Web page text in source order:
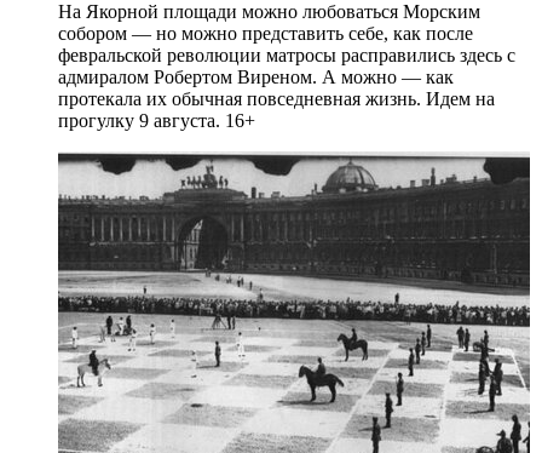
На Якорной площади можно любоваться Морским
собором — но можно представить себе, как после
февральской революции матросы расправились здесь с
адмиралом Робертом Виреном. А можно — как
протекала их обычная повседневная жизнь. Идем на
прогулку 9 августа. 16+